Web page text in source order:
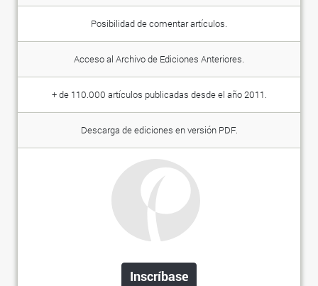
Posibilidad de comentar artículos.
Acceso al Archivo de Ediciones Anteriores.
+ de 110.000 artículos publicadas desde el año 2011.
Descarga de ediciones en versión PDF.
Inscríbase